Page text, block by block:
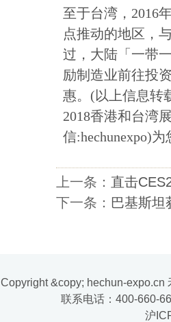
至于台湾，2016
点推动的地区，
过，大陆「一带
励制造业前往投
惠。(以上信息转
2018香港和台湾
信:hechunexpo)
上一条： 直击
下一条： 巴基斯坦
Copyright &copy; hechun-expo.cn
联系电话：400-660-
沪